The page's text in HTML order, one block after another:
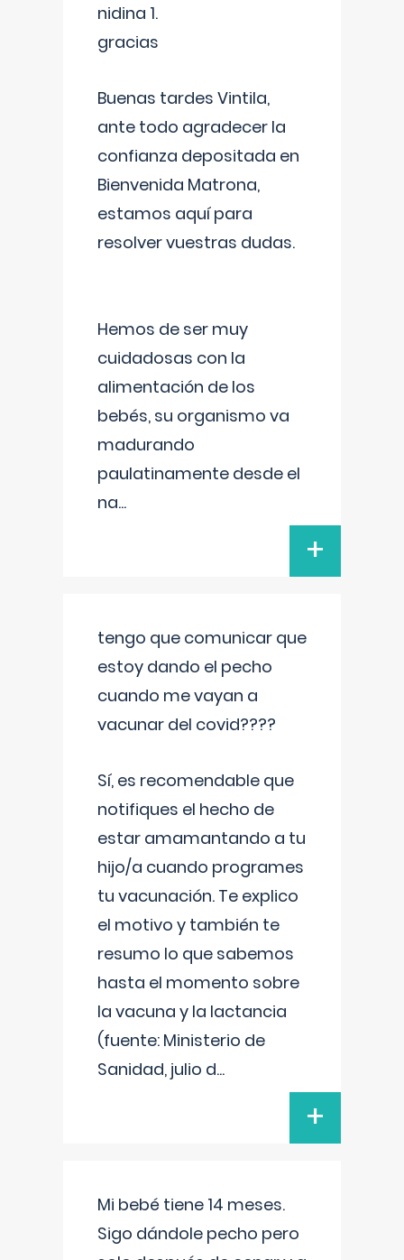
nidina 1.
gracias
Buenas tardes Vintila,
ante todo agradecer la
confianza depositada en
Bienvenida Matrona,
estamos aquí para
resolver vuestras dudas.
Hemos de ser muy
cuidadosas con la
alimentación de los
bebés, su organismo va
madurando
paulatinamente desde el
na...
+
tengo que comunicar que
estoy dando el pecho
cuando me vayan a
vacunar del covid????
Sí, es recomendable que
notifiques el hecho de
estar amamantando a tu
hijo/a cuando programes
tu vacunación. Te explico
el motivo y también te
resumo lo que sabemos
hasta el momento sobre
la vacuna y la lactancia
(fuente: Ministerio de
Sanidad, julio d...
+
Mi bebé tiene 14 meses.
Sigo dándole pecho pero